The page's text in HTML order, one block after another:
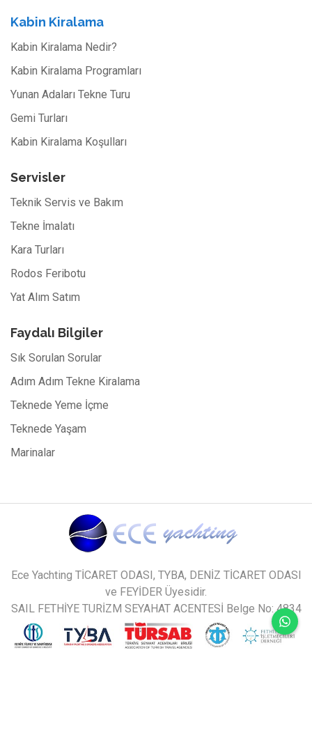
Kabin Kiralama
Kabin Kiralama Nedir?
Kabin Kiralama Programları
Yunan Adaları Tekne Turu
Gemi Turları
Kabin Kiralama Koşulları
Servisler
Teknik Servis ve Bakım
Tekne İmalatı
Kara Turları
Rodos Feribotu
Yat Alım Satım
Faydalı Bilgiler
Sık Sorulan Sorular
Adım Adım Tekne Kiralama
Teknede Yeme İçme
Teknede Yaşam
Marinalar
Ece Yachting TİCARET ODASI, TYBA, DENİZ TİCARET ODASI
ve FEYİDER Üyesidir.
SAIL FETHİYE TURİZM SEYAHAT ACENTESİ Belge No: 4834